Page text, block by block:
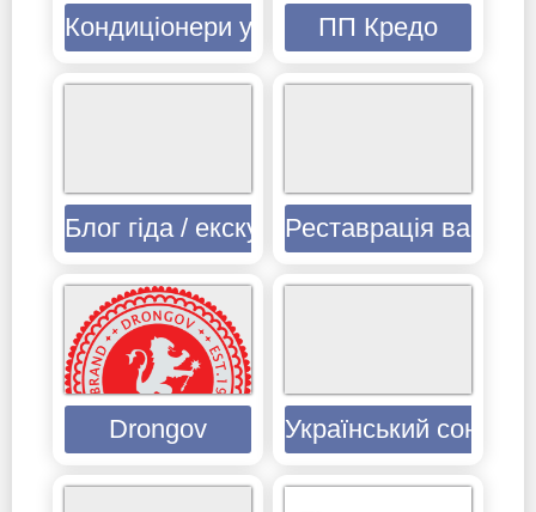
Кондиціонери у ЛьвовіПП Кредо
Блог гіда / екскурсовода Козака
Реставрація ванн
Drongov Український сонник